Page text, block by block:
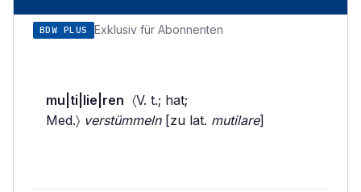
BDW PLUS Exklusiv für Abonnenten
mu|ti|lie|ren 〈V. t.; hat;
Med.〉 verstümmeln[zu lat. mutilare]